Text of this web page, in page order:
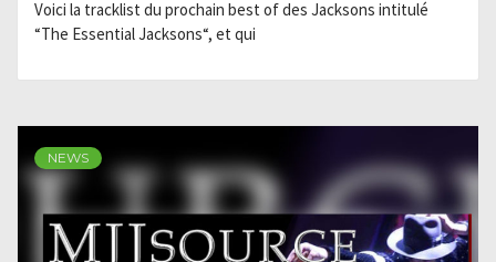
Voici la tracklist du prochain best of des Jacksons intitulé
“The Essential Jacksons“, et qui
NEWS